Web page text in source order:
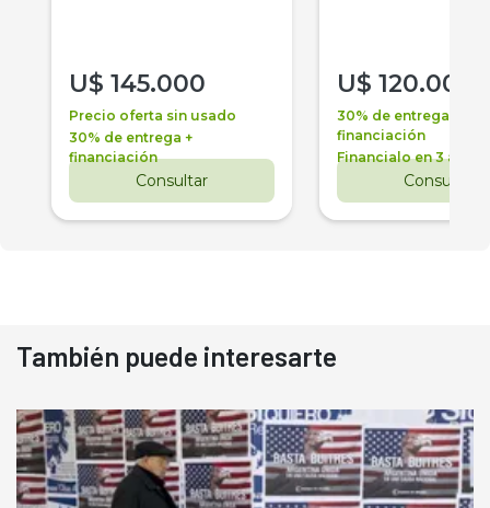
U$ 145.000
Precio oferta sin usado
30% de entrega +
financiación
Consultar
U$ 120.000
30% de entrega +
financiación
Financialo en 3 años
Consultar
También puede interesarte